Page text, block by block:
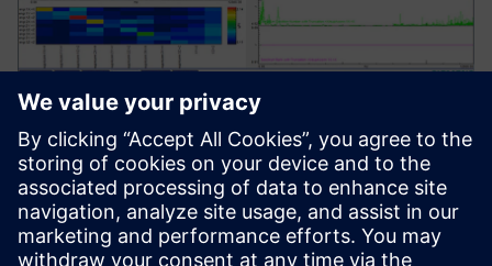
Maîtriser le bruit de la
route
AZL fournit un environnement d’essai optimisé en